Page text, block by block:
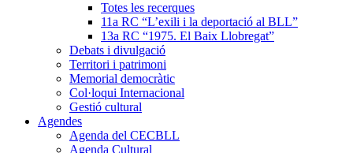
Totes les recerques
11a RC “L’exili i la deportació al BLL”
13a RC “1975. El Baix Llobregat”
Debats i divulgació
Territori i patrimoni
Memorial democràtic
Col·loqui Internacional
Gestió cultural
Agendes
Agenda del CECBLL
Agenda Cultural